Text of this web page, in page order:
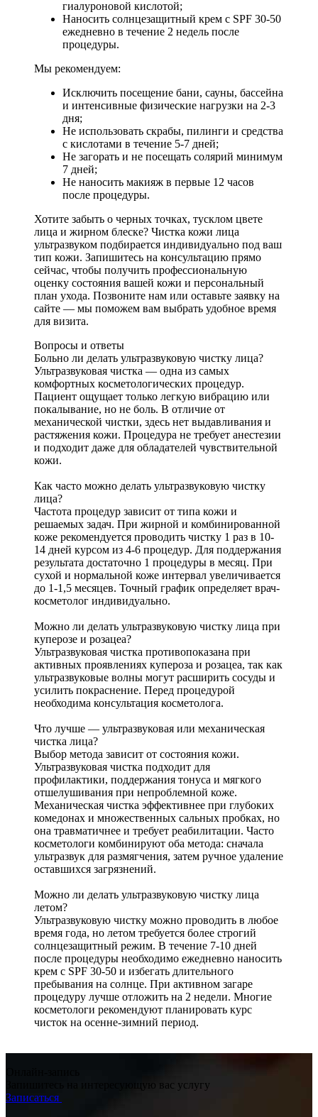
гиалуроновой кислотой;
Наносить солнцезащитный крем с SPF 30-50
ежедневно в течение 2 недель после
процедуры.
Мы рекомендуем:
Исключить посещение бани, сауны, бассейна
и интенсивные физические нагрузки на 2-3
дня;
Не использовать скрабы, пилинги и средства
с кислотами в течение 5-7 дней;
Не загорать и не посещать солярий минимум
7 дней;
Не наносить макияж в первые 12 часов
после процедуры.
Хотите забыть о черных точках, тусклом цвете
лица и жирном блеске? Чистка кожи лица
ультразвуком подбирается индивидуально под ваш
тип кожи. Запишитесь на консультацию прямо
сейчас, чтобы получить профессиональную
оценку состояния вашей кожи и персональный
план ухода. Позвоните нам или оставьте заявку на
сайте — мы поможем вам выбрать удобное время
для визита.
Вопросы и ответы
Больно ли делать ультразвуковую чистку лица?
Ультразвуковая чистка — одна из самых
комфортных косметологических процедур.
Пациент ощущает только легкую вибрацию или
покалывание, но не боль. В отличие от
механической чистки, здесь нет выдавливания и
растяжения кожи. Процедура не требует анестезии
и подходит даже для обладателей чувствительной
кожи.
Как часто можно делать ультразвуковую чистку
лица?
Частота процедур зависит от типа кожи и
решаемых задач. При жирной и комбинированной
коже рекомендуется проводить чистку 1 раз в 10-
14 дней курсом из 4-6 процедур. Для поддержания
результата достаточно 1 процедуры в месяц. При
сухой и нормальной коже интервал увеличивается
до 1-1,5 месяцев. Точный график определяет врач-
косметолог индивидуально.
Можно ли делать ультразвуковую чистку лица при
куперозе и розацеа?
Ультразвуковая чистка противопоказана при
активных проявлениях купероза и розацеа, так как
ультразвуковые волны могут расширить сосуды и
усилить покраснение. Перед процедурой
необходима консультация косметолога.
Что лучше — ультразвуковая или механическая
чистка лица?
Выбор метода зависит от состояния кожи.
Ультразвуковая чистка подходит для
профилактики, поддержания тонуса и мягкого
отшелушивания при непроблемной коже.
Механическая чистка эффективнее при глубоких
комедонах и множественных сальных пробках, но
она травматичнее и требует реабилитации. Часто
косметологи комбинируют оба метода: сначала
ультразвук для размягчения, затем ручное удаление
оставшихся загрязнений.
Можно ли делать ультразвуковую чистку лица
летом?
Ультразвуковую чистку можно проводить в любое
время года, но летом требуется более строгий
солнцезащитный режим. В течение 7-10 дней
после процедуры необходимо ежедневно наносить
крем с SPF 30-50 и избегать длительного
пребывания на солнце. При активном загаре
процедуру лучше отложить на 2 недели. Многие
косметологи рекомендуют планировать курс
чисток на осенне-зимний период.
Запишитесь на интересующую вас услугу
Записаться